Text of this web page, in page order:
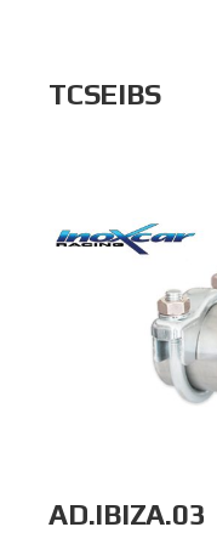
TCSEIBS
AD.IBIZA.03